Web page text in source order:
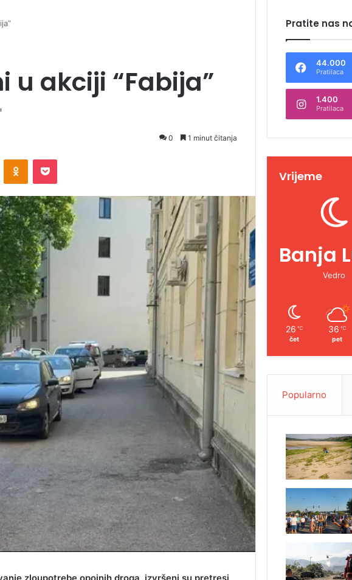
u akciji “Fabija”
0 1 minut čitanja
Pratite nas
44.000
Pratilaca
1.400
Pratilaca
Vrijeme
Banja
Vedro
26 ℃
čet
36 ℃
pet
Popularno